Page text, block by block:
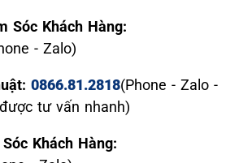
Sóc Khách Hàng:
- Zalo)
0866.81.2818(Phone - Zalo -
tư vấn nhanh)
Sóc Khách Hàng: